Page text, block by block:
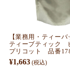
【業務用・ティーバ
ティーブティック
プリコット 品番
¥1,663 (税込)